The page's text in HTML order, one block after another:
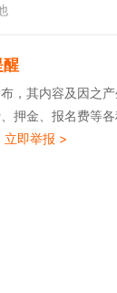
醒
，其内容及因之
押金、报名费等
立即举报 >